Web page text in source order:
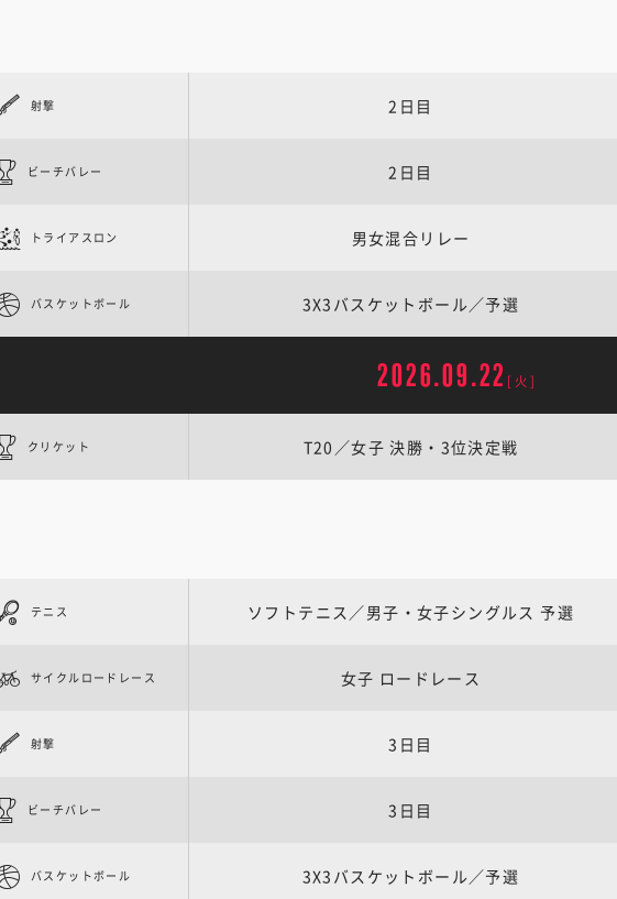
射撃 2日目
ビーチバレー 2日目
トライアスロン 男女混合リレー
バスケットボール 3X3バスケットボール／予選
2026.09.22 [火]
クリケット T20／女子 決勝・3位決定戦
テニス ソフトテニス／男子・女子シングルス 予選
サイクルロードレース 女子 ロードレース
射撃 3日目
ビーチバレー 3日目
バスケットボール 3X3バスケットボール／予選